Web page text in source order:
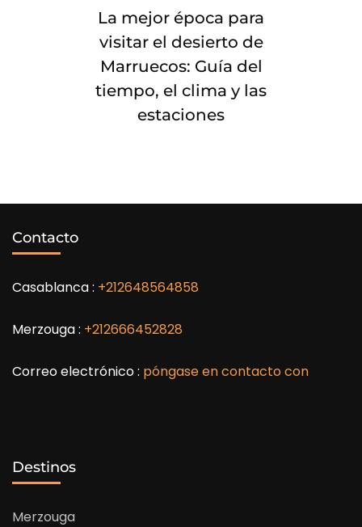
La mejor época para
visitar el desierto de
Marruecos: Guía del
tiempo, el clima y las
estaciones
Contacto
Casablanca : +212648564858
Merzouga : +212666452828
Correo electrónico : póngase en contacto con
Destinos
Merzouga